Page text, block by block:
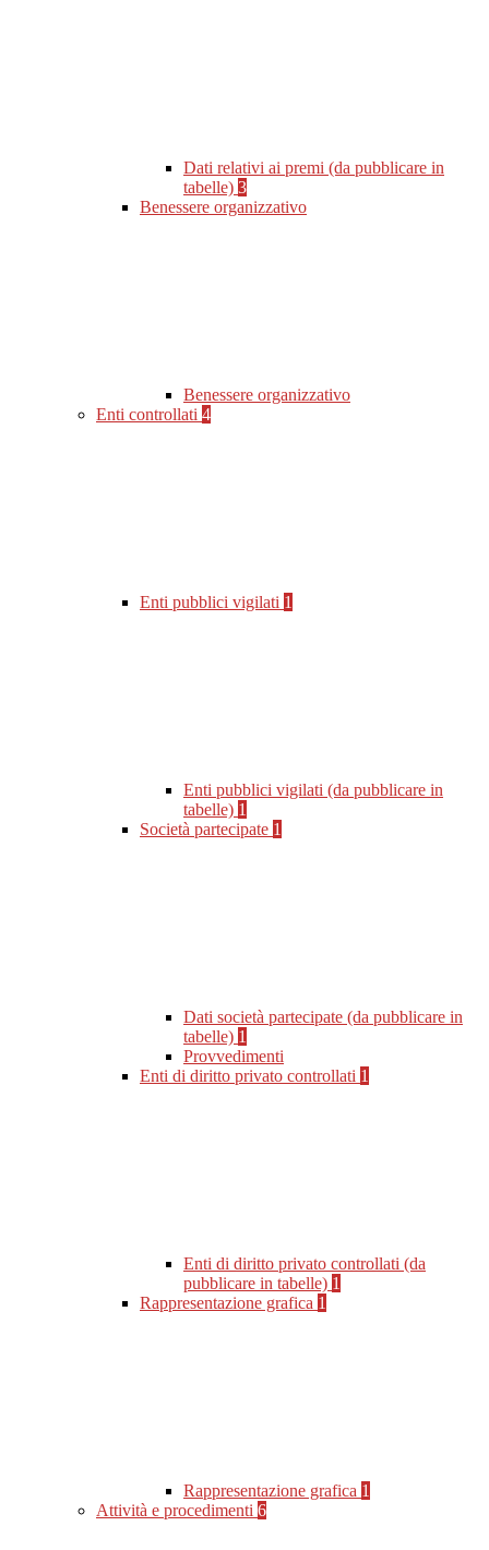
Dati relativi ai premi (da pubblicare in
tabelle) 3
Benessere organizzativo
Benessere organizzativo
Enti controllati 4
Enti pubblici vigilati 1
Enti pubblici vigilati (da pubblicare in
tabelle) 1
Società partecipate 1
Dati società partecipate (da pubblicare in
tabelle) 1
Provvedimenti
Enti di diritto privato controllati 1
Enti di diritto privato controllati (da
pubblicare in tabelle) 1
Rappresentazione grafica 1
Rappresentazione grafica 1
Attività e procedimenti 6